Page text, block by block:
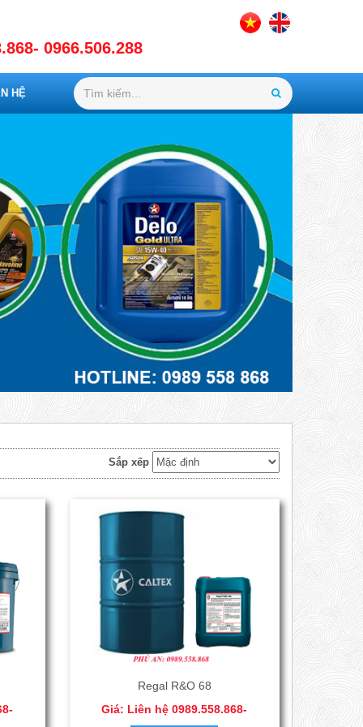
0966.506.288
HỆ
Sắp xếp
Regal R&O 68
Giá: Liên hệ 0989.558.868-